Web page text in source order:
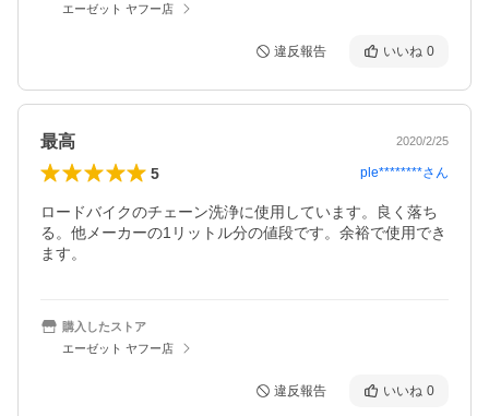
エーゼット ヤフー店
違反報告 いいね 0
最高 2020/2/25
5 ple********さん
ロードバイクのチェーン洗浄に使用しています。良く落ち
る。他メーカーの1リットル分の値段です。余裕で使用でき
ます。
購入したストア
エーゼット ヤフー店
違反報告 いいね 0